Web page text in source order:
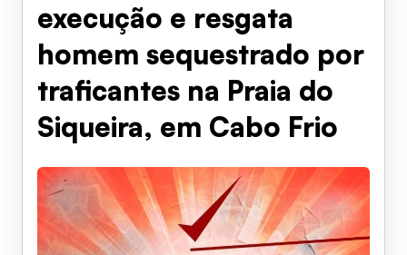
execução e resgata
homem sequestrado por
traficantes na Praia do
Siqueira, em Cabo Frio